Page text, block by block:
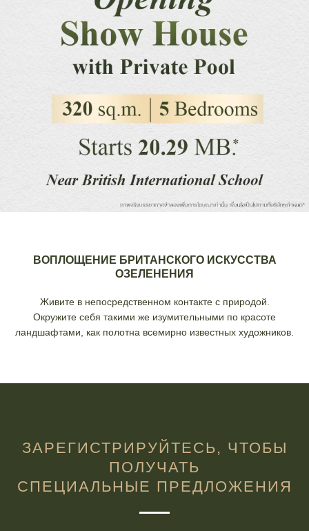
ВОПЛОЩЕНИЕ БРИТАНСКОГО ИСКУССТВА
ОЗЕЛЕНЕНИЯ
Живите в непосредственном контакте с природой.
Окружите себя такими же изумительными по красоте
ландшафтами, как полотна всемирно известных художников.
ЗАРЕГИСТРИРУЙТЕСЬ, ЧТОБЫ
ПОЛУЧАТЬ
СПЕЦИАЛЬНЫЕ ПРЕДЛОЖЕНИЯ